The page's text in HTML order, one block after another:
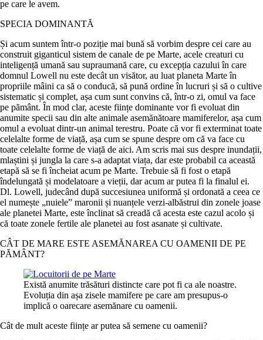
pe care le avem.
SPECIA DOMINANTĂ
Și acum suntem într-o poziție mai bună să vorbim despre cei care au
construit giganticul sistem de canale de pe Marte, acele creaturi cu
inteligență umană sau supraumană care, cu excepția cazului în care
domnul Lowell nu este decât un visător, au luat planeta Marte în
propriile mâini ca să o conducă, să pună ordine în lucruri și să o cultive
sistematic și complet, așa cum sunt convins că, într-o zi, omul va face
pe pământ. În mod clar, aceste ființe dominante vor fi evoluat din
anumite specii sau din alte animale asemănătoare mamiferelor, așa cum
omul a evoluat dintr-un animal terestru. Poate că vor fi exterminat toate
celelalte forme de viață, așa cum se spune despre om că va face cu
toate celelalte forme de viață de aici. Am scris mai sus despre inundații,
mlaștini și jungla la care s-a adaptat viața, dar este probabil ca această
etapă să se fi încheiat acum pe Marte. Trebuie să fi fost o etapă
îndelungată și modelatoare a vieții, dar acum ar putea fi la finalul ei.
Dl. Lowell, judecând după succesiunea uniformă și ordonată a ceea ce
el numește „nuiele” maronii și nuanțele verzi-albăstrui din zonele joase
ale planetei Marte, este înclinat să creadă că acesta este cazul acolo și
că toate zonele fertile ale planetei au fost asanate și cultivate.
CÂT DE MARE ESTE ASEMĂNAREA CU OAMENII DE PE
PĂMÂNT?
Există anumite trăsături distincte care pot fi ca ale noastre.
Evoluția din așa zisele mamifere pe care am presupus-o
implică o oarecare asemănare cu oamenii.
Cât de mult aceste ființe ar putea să semene cu oamenii?